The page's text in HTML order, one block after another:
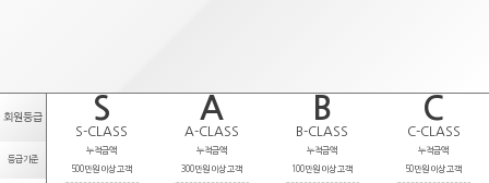
회원등급 S A B C
S-CLASS A-CLASS B-CLASS C-CLASS
등급기준
누적금액
500만원 이상 고객
누적금액
300만원 이상 고객
누적금액
100만원 이상 고객
누적금액
50만원 이상 고객